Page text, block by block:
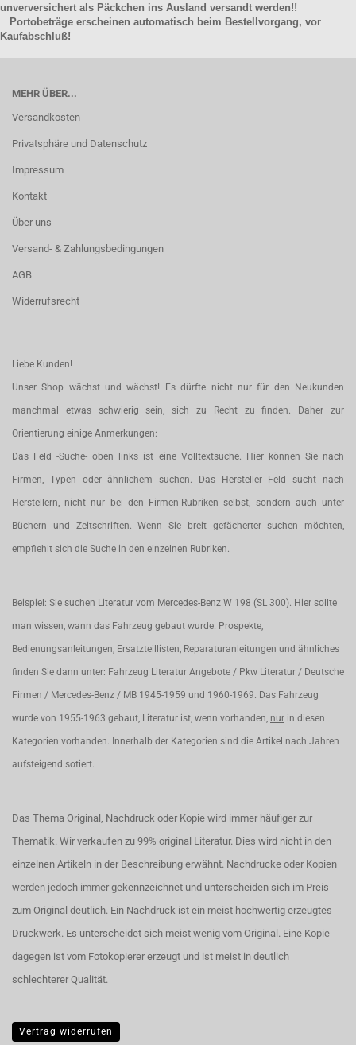
unverversichert als Päckchen ins Ausland versandt werden!!
Portobeträge erscheinen automatisch beim Bestellvorgang, vor
Kaufabschluß!
MEHR ÜBER...
Versandkosten
Privatsphäre und Datenschutz
Impressum
Kontakt
Über uns
Versand- & Zahlungsbedingungen
AGB
Widerrufsrecht
Liebe Kunden!
Unser Shop wächst und wächst! Es dürfte nicht nur für den Neukunden
manchmal etwas schwierig sein, sich zu Recht zu finden. Daher zur
Orientierung einige Anmerkungen:
Das Feld -Suche- oben links ist eine Volltextsuche. Hier können Sie nach
Firmen, Typen oder ähnlichem suchen. Das Hersteller Feld sucht nach
Herstellern, nicht nur bei den Firmen-Rubriken selbst, sondern auch unter
Büchern und Zeitschriften. Wenn Sie breit gefächerter suchen möchten,
empfiehlt sich die Suche in den einzelnen Rubriken.
Beispiel: Sie suchen Literatur vom Mercedes-Benz W 198 (SL 300). Hier sollte
man wissen, wann das Fahrzeug gebaut wurde. Prospekte,
Bedienungsanleitungen, Ersatzteillisten, Reparaturanleitungen und ähnliches
finden Sie dann unter: Fahrzeug Literatur Angebote / Pkw Literatur / Deutsche
Firmen / Mercedes-Benz / MB 1945-1959 und 1960-1969. Das Fahrzeug
wurde von 1955-1963 gebaut, Literatur ist, wenn vorhanden, nur in diesen
Kategorien vorhanden. Innerhalb der Kategorien sind die Artikel nach Jahren
aufsteigend sotiert.
Das Thema Original, Nachdruck oder Kopie wird immer häufiger zur
Thematik. Wir verkaufen zu 99% original Literatur. Dies wird nicht in den
einzelnen Artikeln in der Beschreibung erwähnt. Nachdrucke oder Kopien
werden jedoch immer gekennzeichnet und unterscheiden sich im Preis
zum Original deutlich. Ein Nachdruck ist ein meist hochwertig erzeugtes
Druckwerk. Es unterscheidet sich meist wenig vom Original. Eine Kopie
dagegen ist vom Fotokopierer erzeugt und ist meist in deutlich
schlechterer Qualität.
Vertrag widerrufen